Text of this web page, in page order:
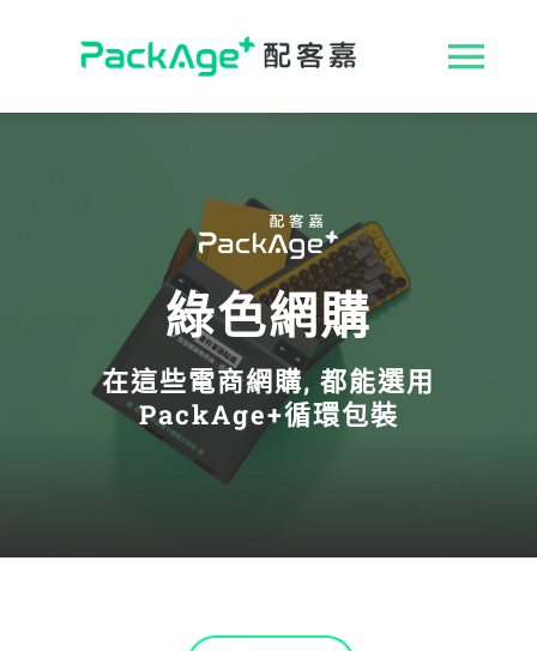
收
循環包裝
消費者專區
永續影響力
媒體報導
綠色網購
在這些電商網購, 都能選用
PackAge+循環包裝